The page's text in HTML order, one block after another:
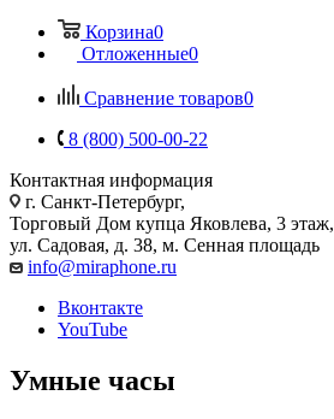
Корзина0
Отложенные0
Сравнение товаров0
8 (800) 500-00-22
Контактная информация
г. Санкт-Петербург,
Торговый Дом купца Яковлева, 3 этаж,
ул. Садовая, д. 38, м. Сенная площадь
info@miraphone.ru
Вконтакте
YouTube
Умные часы